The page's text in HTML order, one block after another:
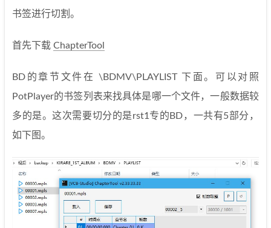
书签进行切割。
首先下载 ChapterTool
BD的章节文件在 \BDMV\PLAYLIST 下面。可以对照
PotPlayer的书签列表来找具体是哪一个文件，一般数据较
多的是。这次需要切分的是rst1专的BD，一共有5部分，
如下图。